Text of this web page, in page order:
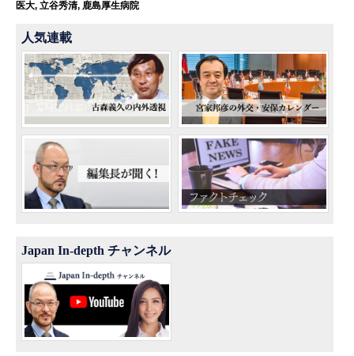
医大,立谷秀清, 鹿島厚生病院
人気連載
Japan In-depth チャンネル